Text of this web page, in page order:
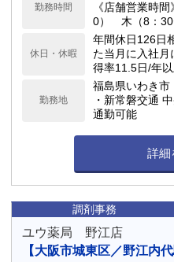
勤務時間
《店舗営業時
0） 木（8：30
00）
休日・休暇
年間休日126日
た当月に入社
得率11.5日/年
暇、産前産後休
理休暇 連続休
日間） 特別休
勤務地
福島県いわき市
・新常磐交通
通勤可能
詳細
調剤事務
ユウ薬局 野江店
【大阪市城東区／野江内